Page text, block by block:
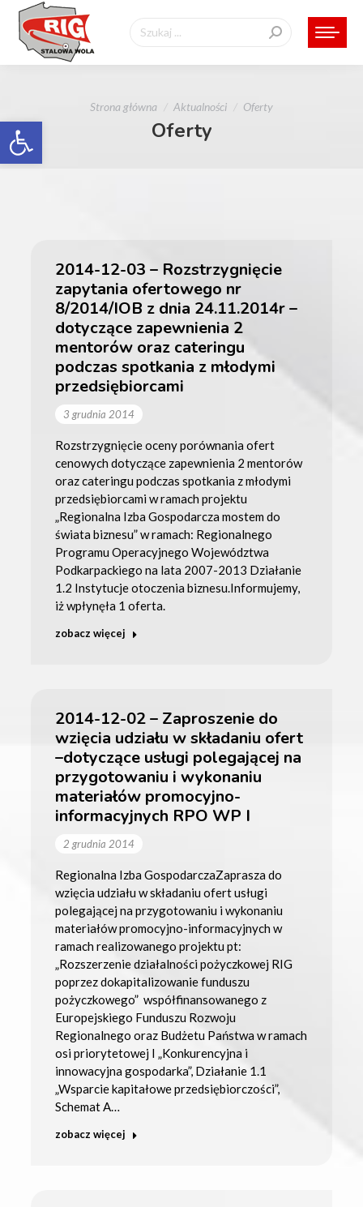
Otwórz pasek narzędzi
Szukaj:
Jesteś tutaj:
Strona główna Aktualności Oferty
Oferty
2014-12-03 – Rozstrzygnięcie
zapytania ofertowego nr
8/2014/IOB z dnia 24.11.2014r –
dotyczące zapewnienia 2
mentorów oraz cateringu
podczas spotkania z młodymi
przedsiębiorcami
3 grudnia 2014
Rozstrzygnięcie oceny porównania ofert
cenowych dotyczące zapewnienia 2 mentorów
oraz cateringu podczas spotkania z młodymi
przedsiębiorcami w ramach projektu
„Regionalna Izba Gospodarcza mostem do
świata biznesu” w ramach: Regionalnego
Programu Operacyjnego Województwa
Podkarpackiego na lata 2007-2013 Działanie
1.2 Instytucje otoczenia biznesu.Informujemy,
iż wpłynęła 1 oferta.
zobacz więcej
2014-12-02 – Zaproszenie do
wzięcia udziału w składaniu ofert
–dotyczące usługi polegającej na
przygotowaniu i wykonaniu
materiałów promocyjno-
informacyjnych RPO WP I
2 grudnia 2014
Regionalna Izba GospodarczaZaprasza do
wzięcia udziału w składaniu ofert usługi
polegającej na przygotowaniu i wykonaniu
materiałów promocyjno-informacyjnych w
ramach realizowanego projektu pt:
„Rozszerzenie działalności pożyczkowej RIG
poprzez dokapitalizowanie funduszu
pożyczkowego” współfinansowanego z
Europejskiego Funduszu Rozwoju
Regionalnego oraz Budżetu Państwa w ramach
osi priorytetowej I „Konkurencyjna i
innowacyjna gospodarka”, Działanie 1.1
„Wsparcie kapitałowe przedsiębiorczości”,
Schemat A…
zobacz więcej